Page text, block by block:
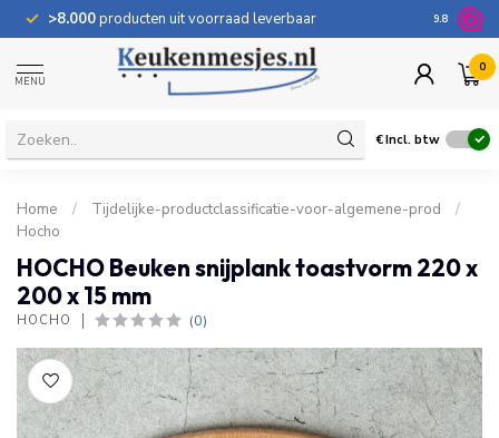
>8.000producten uit voorraad leverbaar 100
9.8
MENU
0
€Incl. btw
Home / Tijdelijke-productclassificatie-voor-algemene-prod
/
Hocho
HOCHO Beuken snijplank toastvorm 220 x
200 x 15 mm
HOCHO (0)